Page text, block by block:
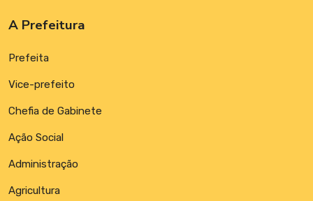
A Prefeitura
Prefeita
Vice-prefeito
Chefia de Gabinete
Ação Social
Administração
Agricultura